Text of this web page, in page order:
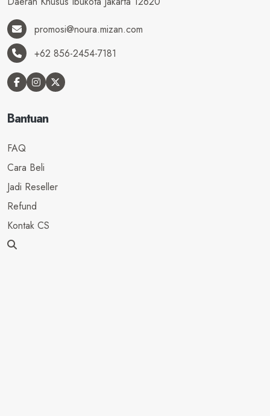
promosi@noura.mizan.com
+62 856-2454-7181
Bantuan
FAQ
Cara Beli
Jadi Reseller
Refund
Kontak CS